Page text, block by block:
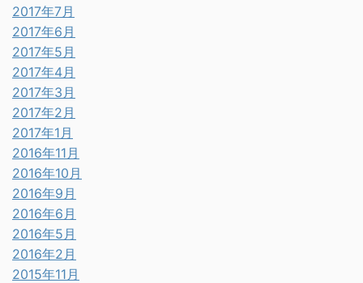
2017年7月
2017年6月
2017年5月
2017年4月
2017年3月
2017年2月
2017年1月
2016年11月
2016年10月
2016年9月
2016年6月
2016年5月
2016年2月
2015年11月